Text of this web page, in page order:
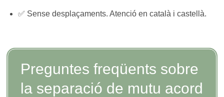
✅ Sense desplaçaments. Atenció en català i castellà.
Preguntes freqüents sobre
la separació de mutu acord